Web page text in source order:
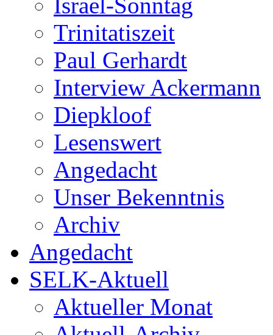
Trinitatiszeit
Paul Gerhardt
Interview Ackermann
Diepkloof
Lesenswert
Angedacht
Unser Bekenntnis
Archiv
Angedacht
SELK-Aktuell
Aktueller Monat